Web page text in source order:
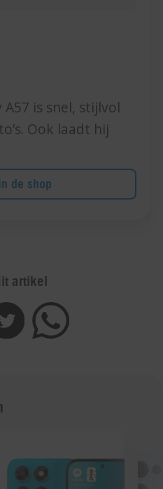
A57 is snel, stijlvol
Ook laadt hij
de shop
artikel